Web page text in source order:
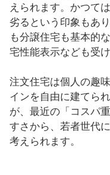
えられます。かつて
劣るという印象もあ
も分譲住宅も基本的
宅性能表示なども受け
注文住宅は個人の趣
インを自由に建てら
が、最近の「コスパ
すさから、若者世代
考えられます。